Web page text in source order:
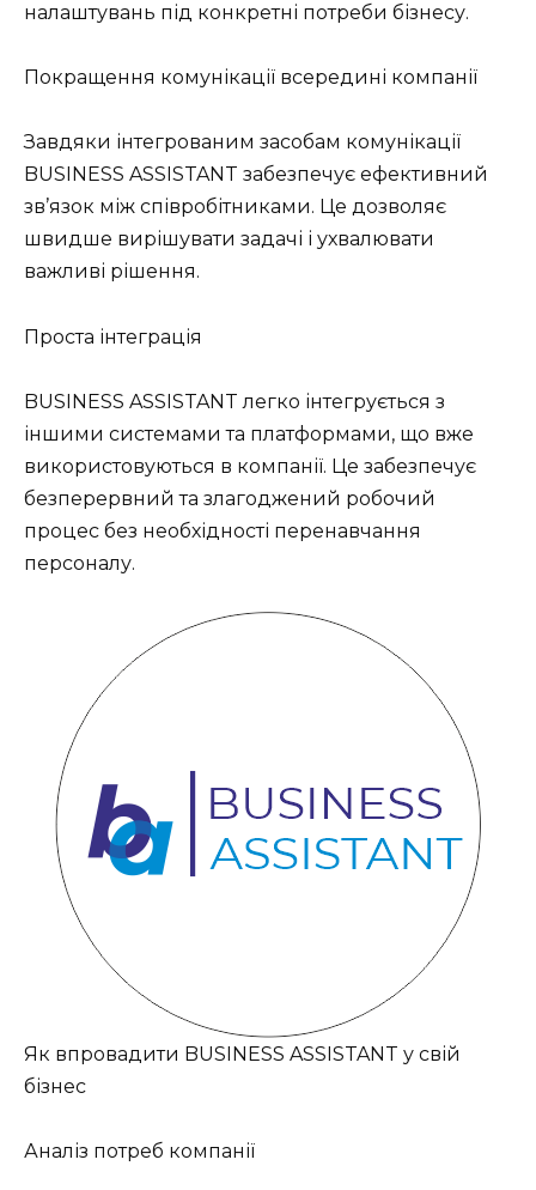
налаштувань під конкретні потреби бізнесу.
Покращення комунікації всередині компанії
Завдяки інтегрованим засобам комунікації
BUSINESS ASSISTANT забезпечує ефективний
зв’язок між співробітниками. Це дозволяє
швидше вирішувати задачі і ухвалювати
важливі рішення.
Проста інтеграція
BUSINESS ASSISTANT легко інтегрується з
іншими системами та платформами, що вже
використовуються в компанії. Це забезпечує
безперервний та злагоджений робочий
процес без необхідності перенавчання
персоналу.
Як впровадити BUSINESS ASSISTANT у свій
бізнес
Аналіз потреб компанії